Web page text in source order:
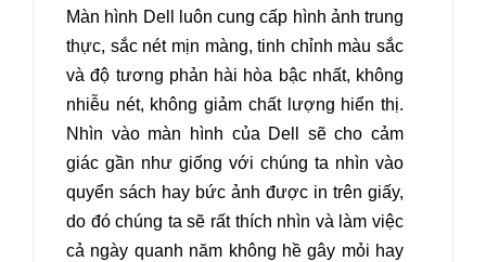
Màn hình Dell luôn cung cấp hình ảnh trung
thực, sắc nét mịn màng, tinh chỉnh màu sắc
và độ tương phản hài hòa bậc nhất, không
nhiễu nét, không giảm chất lượng hiển thị.
Nhìn vào màn hình của Dell sẽ cho cảm
giác gần như giống với chúng ta nhìn vào
quyển sách hay bức ảnh được in trên giấy,
do đó chúng ta sẽ rất thích nhìn và làm việc
cả ngày quanh năm không hề gây mỏi hay